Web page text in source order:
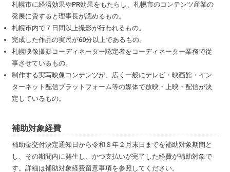
札幌市に経済効果やPR効果をもたらし、札幌市のコンテンツ産業の
発展に資すると理事長が認めるもの。
札幌市内で７日間以上撮影が行われるもの。
完成した作品の実尺が60分以上であるもの。
札幌映像撮影コーディネーター認定者をコーディネーター業務で従
事させているもの。
制作する実写映像コンテンツが、広く一般にテレビ・映画館・イン
ターネット配信プラットフォーム等の媒体で放映・上映・配信が決
定しているもの。
補助対象経費
補助金交付決定通知日から令和８年２月末日までを補助対象期間と
し、その期間内に発生し、かつ支払いが完了した経費が補助対象で
す。詳細は補助対象経費留意事項を参照してください。